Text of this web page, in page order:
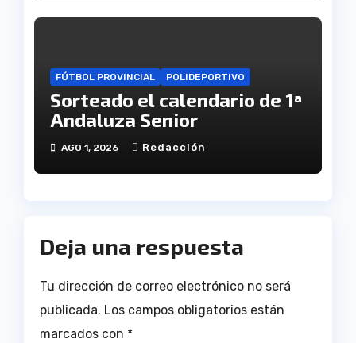
FÚTBOL PROVINCIAL POLIDEPORTIVO
Sorteado el calendario de 1ª
Andaluza Senior
AGO 1, 2026 Redacción
Deja una respuesta
Tu dirección de correo electrónico no será
publicada. Los campos obligatorios están
marcados con *